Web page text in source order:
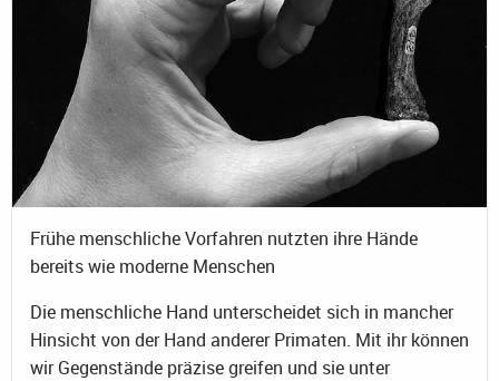
Frühe menschliche Vorfahren nutzten ihre Hände
bereits wie moderne Menschen
Die menschliche Hand unterscheidet sich in mancher
Hinsicht von der Hand anderer Primaten. Mit ihr können
wir Gegenstände präzise greifen und sie unter